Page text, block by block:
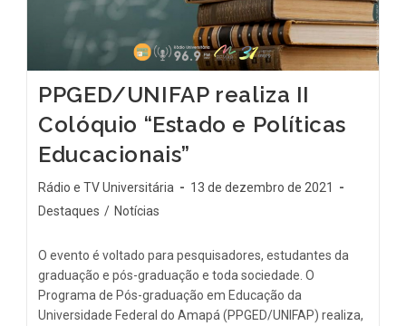
PPGED/UNIFAP realiza II
Colóquio “Estado e Políticas
Educacionais”
Rádio e TV Universitária
13 de dezembro de 2021
Destaques / Notícias
O evento é voltado para pesquisadores, estudantes da
graduação e pós-graduação e toda sociedade. O
Programa de Pós-graduação em Educação da
Universidade Federal do Amapá (PPGED/UNIFAP) realiza,